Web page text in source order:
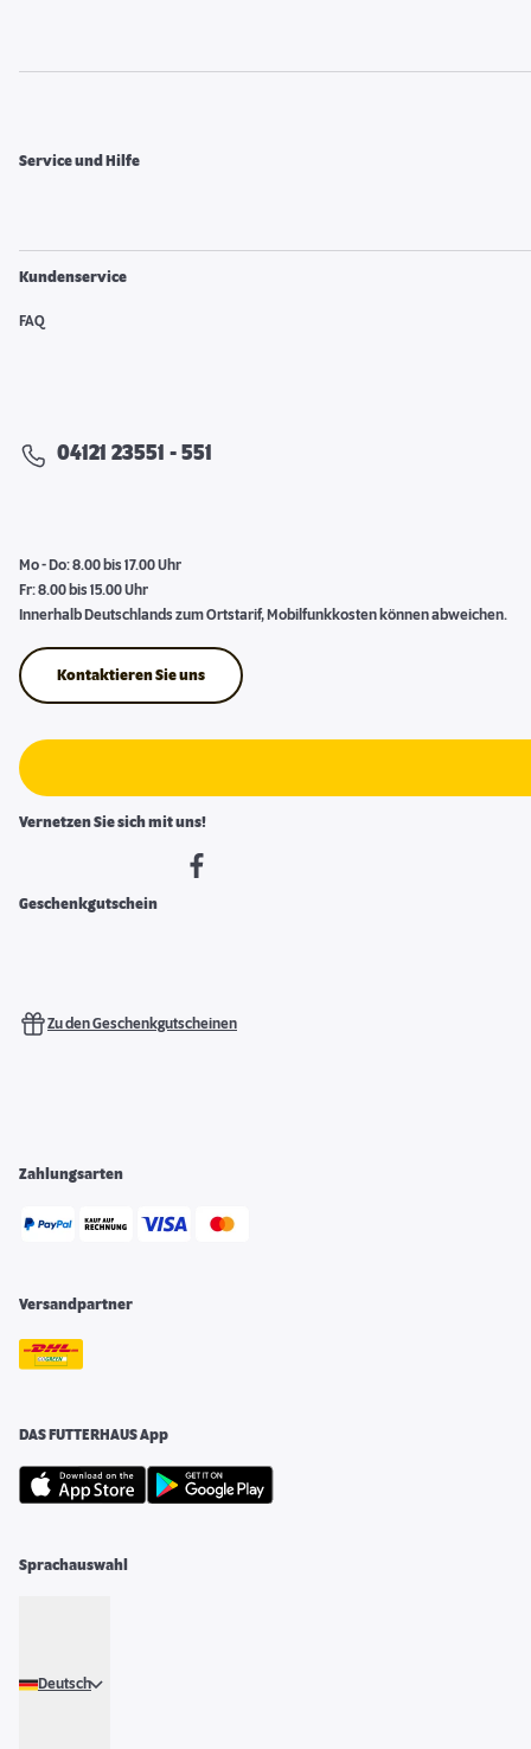
Service und Hilfe
Kundenservice
FAQ
04121 23551 - 551
Mo - Do: 8.00 bis 17.00 Uhr
Fr: 8.00 bis 15.00 Uhr
Innerhalb Deutschlands zum Ortstarif, Mobilfunkkosten können abweichen.
Kontaktieren Sie uns
Vernetzen Sie sich mit uns!
Geschenkgutschein
Zu den Geschenkgutscheinen
Zahlungsarten
Versandpartner
DAS FUTTERHAUS App
Sprachauswahl
Deutsch